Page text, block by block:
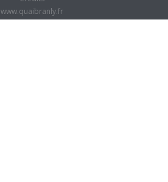
www.quaibranly.fr